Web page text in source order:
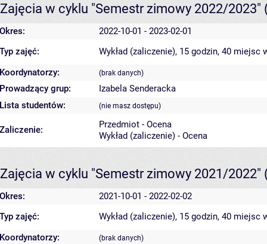
Zajęcia w cyklu "Semestr zimowy 2022/2023"
Okres:
2022-10-01 - 2023-02-01
Typ zajęć:
Wykład (zaliczenie), 15 godzin, 40 miejsc
Koordynatorzy:
(brak danych)
Prowadzący grup:
Izabela Senderacka
Lista studentów:
(nie masz dostępu)
Zaliczenie:
Przedmiot - Ocena
Wykład (zaliczenie) - Ocena
Zajęcia w cyklu "Semestr zimowy 2021/2022"
Okres:
2021-10-01 - 2022-02-02
Typ zajęć:
Wykład (zaliczenie), 15 godzin, 40 miejsc
Koordynatorzy:
(brak danych)